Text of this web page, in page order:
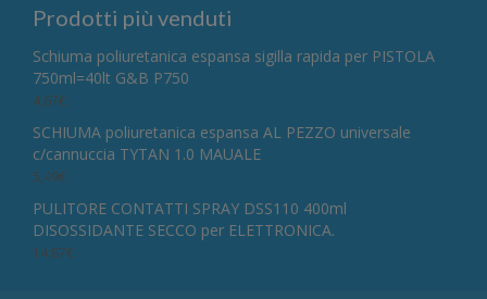
Prodotti più venduti
Schiuma poliuretanica espansa sigilla rapida per PISTOLA
750ml=40lt G&B P750
4,67€
SCHIUMA poliuretanica espansa AL PEZZO universale
c/cannuccia TYTAN 1.0 MAUALE
5,49€
PULITORE CONTATTI SPRAY DSS110 400ml
DISOSSIDANTE SECCO per ELETTRONICA.
14,87€